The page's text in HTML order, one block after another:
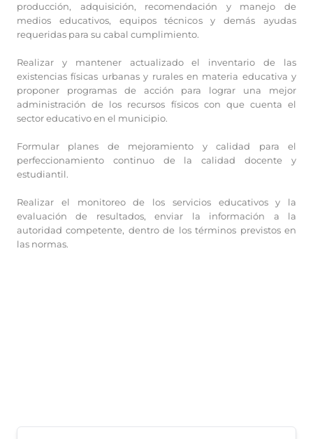
producción, adquisición, recomendación y manejo de
medios educativos, equipos técnicos y demás ayudas
requeridas para su cabal cumplimiento.
Realizar y mantener actualizado el inventario de las
existencias físicas urbanas y rurales en materia educativa y
proponer programas de acción para lograr una mejor
administración de los recursos físicos con que cuenta el
sector educativo en el municipio.
Formular planes de mejoramiento y calidad para el
perfeccionamiento continuo de la calidad docente y
estudiantil.
Realizar el monitoreo de los servicios educativos y la
evaluación de resultados, enviar la información a la
autoridad competente, dentro de los términos previstos en
las normas.